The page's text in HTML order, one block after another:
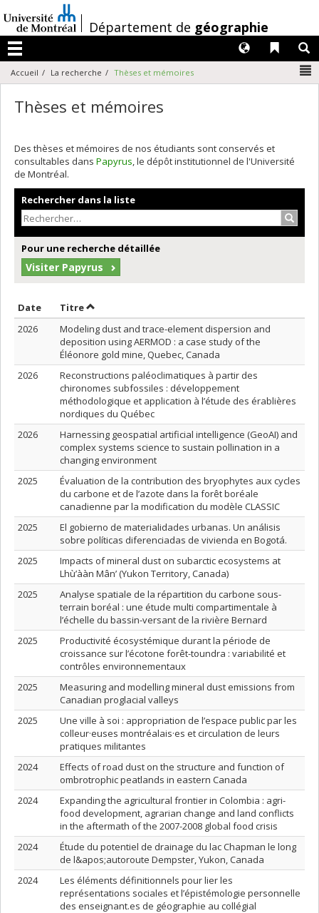
au
contenu
/Département de géographie
Menu
Liens
Langues
Accueil La recherche Thèses et mémoires
Thèses et mémoires
Des thèses et mémoires de nos étudiants sont conservés et
consultables dans Papyrus, le dépôt institutionnel de l'Université
de Montréal.
Rechercher dans la liste
Pour une recherche détaillée
Visiter Papyrus
Date Trier par date en ordre croissant
TitreTrier par titre en ordre croissant
2026
Modeling dust and trace-element dispersion and
deposition using AERMOD : a case study of the
Éléonore gold mine, Quebec, Canada
2026
Reconstructions paléoclimatiques à partir des
chironomes subfossiles : développement
méthodologique et application à l’étude des érablières
nordiques du Québec
2026
Harnessing geospatial artificial intelligence (GeoAI) and
complex systems science to sustain pollination in a
changing environment
2025
Évaluation de la contribution des bryophytes aux cycles
du carbone et de l’azote dans la forêt boréale
canadienne par la modification du modèle CLASSIC
2025
El gobierno de materialidades urbanas. Un análisis
sobre políticas diferenciadas de vivienda en Bogotá.
2025
Impacts of mineral dust on subarctic ecosystems at
Lhù’ààn Mân’ (Yukon Territory, Canada)
2025
Analyse spatiale de la répartition du carbone sous-
terrain boréal : une étude multi compartimentale à
l’échelle du bassin-versant de la rivière Bernard
2025
Productivité écosystémique durant la période de
croissance sur l’écotone forêt-toundra : variabilité et
contrôles environnementaux
2025
Measuring and modelling mineral dust emissions from
Canadian proglacial valleys
2025
Une ville à soi : appropriation de l’espace public par les
colleur·euses montréalais·es et circulation de leurs
pratiques militantes
2024
Effects of road dust on the structure and function of
ombrotrophic peatlands in eastern Canada
2024
Expanding the agricultural frontier in Colombia : agri-
food development, agrarian change and land conflicts
in the aftermath of the 2007-2008 global food crisis
2024
Étude du potentiel de drainage du lac Chapman le long
de l&apos;autoroute Dempster, Yukon, Canada
2024
Les éléments définitionnels pour lier les
représentations sociales et l’épistémologie personnelle
des enseignant.es de géographie au collégial